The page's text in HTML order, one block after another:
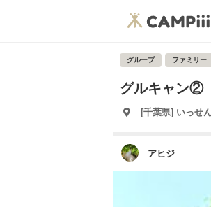
グループ ファミリー
グルキャン②
[千葉県] いっせ
アヒジ